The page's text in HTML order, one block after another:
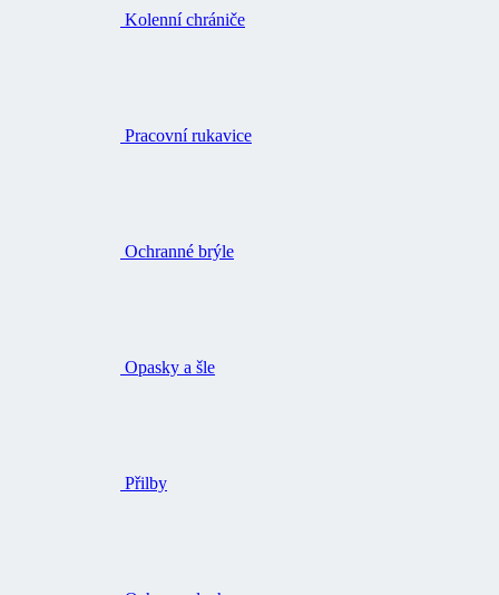
Kolenní chrániče
Pracovní rukavice
Ochranné brýle
Opasky a šle
Přilby